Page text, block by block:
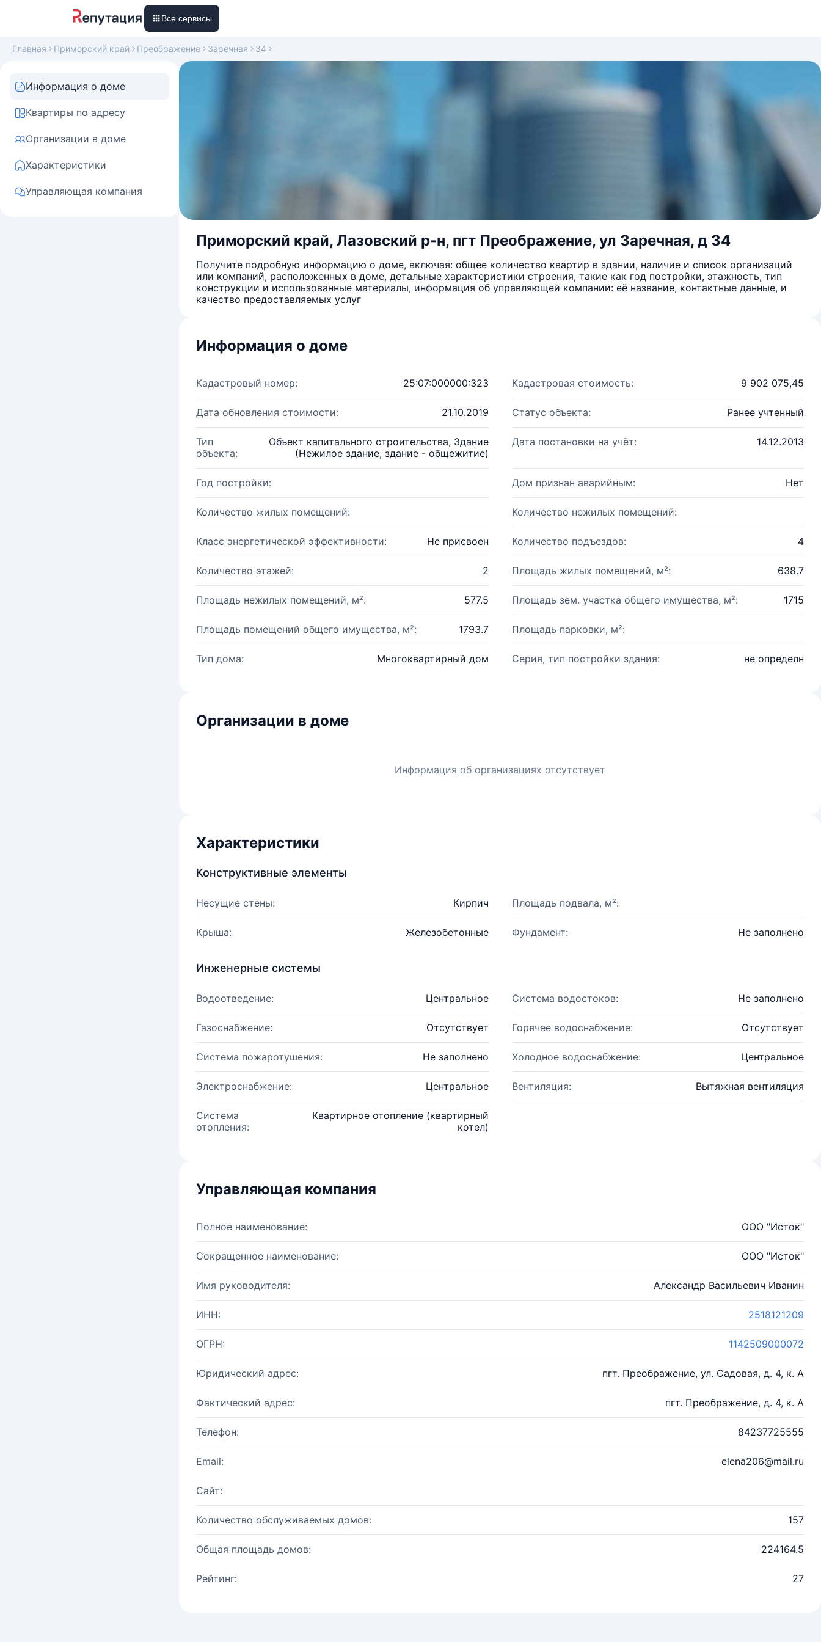
Все сервисы
Главная Приморский край Преображение Заречная 34
Информация о доме
Квартиры по адресу
Организации в доме
Характеристики
Управляющая компания
Приморский край, Лазовский р-н, пгт Преображение, ул Заречная, д 34
Получите подробную информацию о доме, включая: общее количество квартир в здании, наличие и список организаций
или компаний, расположенных в доме, детальные характеристики строения, такие как год постройки, этажность, тип
конструкции и использованные материалы, информация об управляющей компании: её название, контактные данные, и
качество предоставляемых услуг
Информация о доме
Кадастровый номер: 25:07:000000:323 Кадастровая стоимость: 9 902 075,45
Дата обновления стоимости: 21.10.2019 Статус объекта: Ранее учтенный
Тип
объекта:
Объект капитального строительства, Здание
(Нежилое здание, здание - общежитие)
Дата постановки на учёт: 14.12.2013
Год постройки: Дом признан аварийным: Нет
Количество жилых помещений: Количество нежилых помещений:
Класс энергетической эффективности: Не присвоен Количество подъездов: 4
Количество этажей: 2 Площадь жилых помещений, м²: 638.7
Площадь нежилых помещений, м²: 577.5 Площадь зем. участка общего имущества, м²: 1715
Площадь помещений общего имущества, м²: 1793.7 Площадь парковки, м²:
Тип дома: Многоквартирный дом Серия, тип постройки здания: не определн
Организации в доме
Информация об организациях отсутствует
Характеристики
Конструктивные элементы
Несущие стены: Кирпич Площадь подвала, м²:
Крыша: Железобетонные Фундамент: Не заполнено
Инженерные системы
Водоотведение: Центральное Система водостоков: Не заполнено
Газоснабжение: Отсутствует Горячее водоснабжение: Отсутствует
Система пожаротушения: Не заполнено Холодное водоснабжение: Центральное
Электроснабжение: Центральное Вентиляция: Вытяжная вентиляция
Система
отопления:
Квартирное отопление (квартирный
котел)
Управляющая компания
Полное наименование: ООО "Исток"
Сокращенное наименование: ООО "Исток"
Имя руководителя: Александр Васильевич Иванин
ИНН: 2518121209
ОГРН: 1142509000072
Юридический адрес: пгт. Преображение, ул. Садовая, д. 4, к. А
Фактический адрес: пгт. Преображение, д. 4, к. А
Телефон: 84237725555
Email: elena206@mail.ru
Сайт:
Количество обслуживаемых домов: 157
Общая площадь домов: 224164.5
Рейтинг: 27